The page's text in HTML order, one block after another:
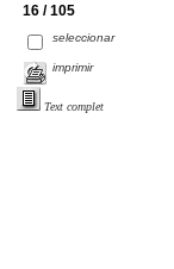
16 / 105
seleccionar
imprimir
Text complet